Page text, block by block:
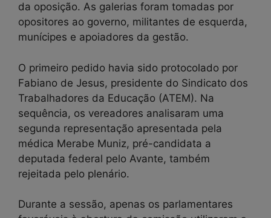
da oposição. As galerias foram tomadas por
opositores ao governo, militantes de esquerda,
munícipes e apoiadores da gestão.
O primeiro pedido havia sido protocolado por
Fabiano de Jesus, presidente do Sindicato dos
Trabalhadores da Educação (ATEM). Na
sequência, os vereadores analisaram uma
segunda representação apresentada pela
médica Merabe Muniz, pré-candidata a
deputada federal pelo Avante, também
rejeitada pelo plenário.
Durante a sessão, apenas os parlamentares